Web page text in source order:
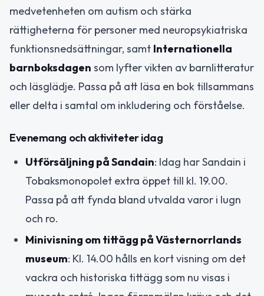
medvetenheten om autism och stärka
rättigheterna för personer med neuropsykiatriska
funktionsnedsättningar, samt Internationella
barnboksdagen som lyfter vikten av barnlitteratur
och läsglädje. Passa på att läsa en bok tillsammans
eller delta i samtal om inkludering och förståelse.
Evenemang och aktiviteter idag
Utförsäljning på Sandain: Idag har Sandain i
Tobaksmonopolet extra öppet till kl. 19.00.
Passa på att fynda bland utvalda varor i lugn
och ro.
Minivisning om tittägg på Västernorrlands
museum: Kl. 14.00 hålls en kort visning om det
vackra och historiska tittägg som nu visas i